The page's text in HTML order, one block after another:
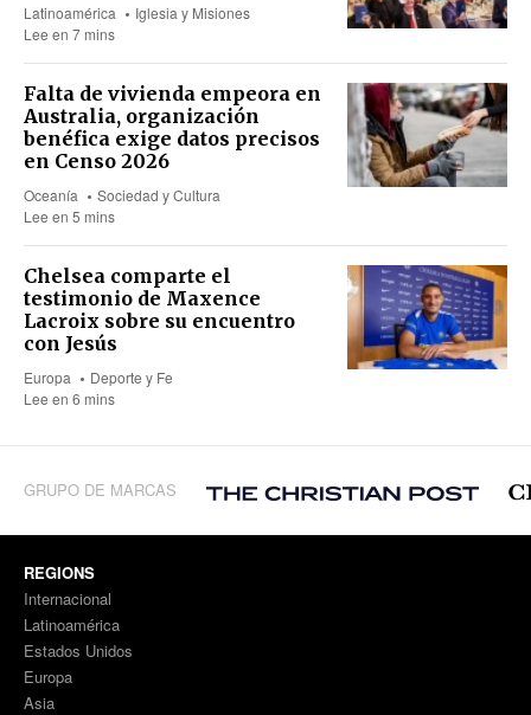
Latinoamérica
Iglesia y Misiones
Lee en 7 mins
Falta de vivienda empeora en
Australia, organización
benéfica exige datos precisos
en Censo 2026
Oceanía
Sociedad y Cultura
Lee en 5 mins
Chelsea comparte el
testimonio de Maxence
Lacroix sobre su encuentro
con Jesús
Europa
Deporte y Fe
Lee en 6 mins
GRUPO DE MARCAS
REGIONS
Internacional
Latinoamérica
Estados Unidos
Europa
Asia